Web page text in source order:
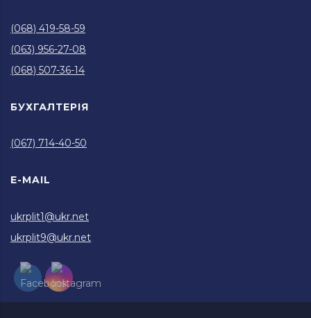
(068) 419-58-59
(063) 956-27-08
(068) 507-36-14
БУХГАЛТЕРІЯ
(067) 714-40-50
E-MAIL
ukrplit1@ukr.net
ukrplit9@ukr.net